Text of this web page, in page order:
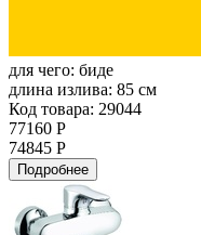
для чего: биде
длина излива: 85 см
Код товара: 29044
77160 Р
74845 Р
Подробнее